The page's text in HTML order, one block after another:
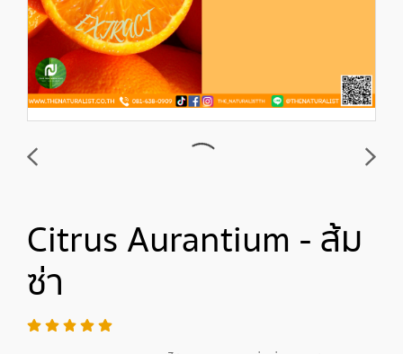
Citrus Aurantium - ส้ม
ซ่า